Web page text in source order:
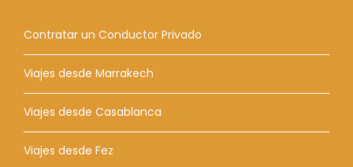
Contratar un Conductor Privado
Viajes desde Marrakech
Viajes desde Casablanca
Viajes desde Fez